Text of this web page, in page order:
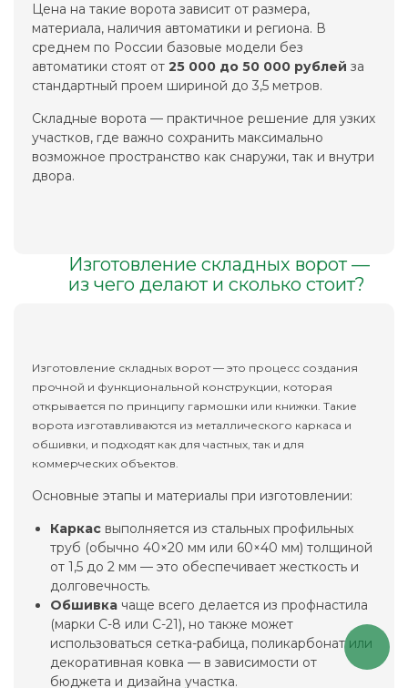
Цена на такие ворота зависит от размера,
материала, наличия автоматики и региона. В
среднем по России базовые модели без
автоматики стоят от 25 000 до 50 000 рублей за
стандартный проем шириной до 3,5 метров.
Складные ворота — практичное решение для узких
участков, где важно сохранить максимально
возможное пространство как снаружи, так и внутри
двора.
Изготовление складных ворот —
из чего делают и сколько стоит?
Изготовление складных ворот — это процесс создания
прочной и функциональной конструкции, которая
открывается по принципу гармошки или книжки. Такие
ворота изготавливаются из металлического каркаса и
обшивки, и подходят как для частных, так и для
коммерческих объектов.
Основные этапы и материалы при изготовлении:
Каркас выполняется из стальных профильных
труб (обычно 40×20 мм или 60×40 мм) толщиной
от 1,5 до 2 мм — это обеспечивает жесткость и
долговечность.
Обшивка чаще всего делается из профнастила
(марки С-8 или С-21), но также может
использоваться сетка-рабица, поликарбонат или
декоративная ковка — в зависимости от
бюджета и дизайна участка.